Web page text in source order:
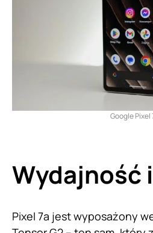
Google Pixel
Wydajność
Pixel 7a jest wyposażony